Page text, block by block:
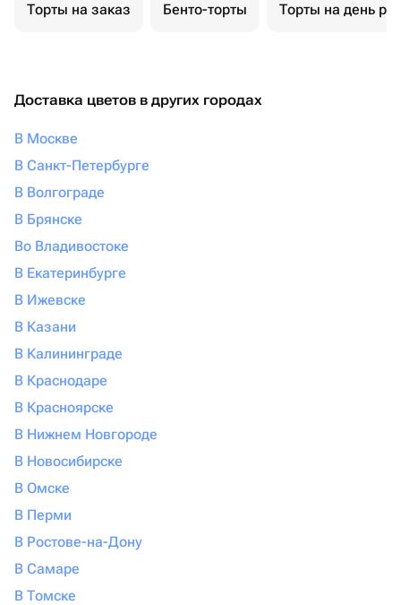
Торты на заказ Бенто-торты Торты на день
Доставка цветов в других городах
В Москве
В Санкт-Петербурге
В Волгограде
В Брянске
Во Владивостоке
В Екатеринбурге
В Ижевске
В Казани
В Калининграде
В Краснодаре
В Красноярске
В Нижнем Новгороде
В Новосибирске
В Омске
В Перми
В Ростове-на-Дону
В Самаре
В Томске